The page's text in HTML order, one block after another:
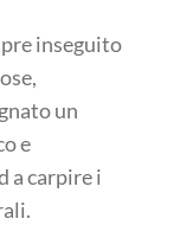
inseguito
un
e
a carpire i